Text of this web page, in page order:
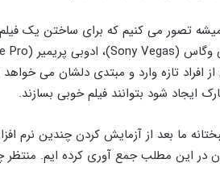
تصور می کنیم که برای ساختن یک
افراد تازه وارد و مبتدی دلشان می
ایجاد شود بتوانند فیلم خوبی بسازند.
ما بعد از آزمایش کردن چندین نرم
در این مطلب جمع آوری کرده ایم. منتظر